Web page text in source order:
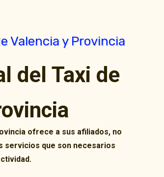
del Taxi de
ofrece a sus afiliados, no
servicios que son necesarios